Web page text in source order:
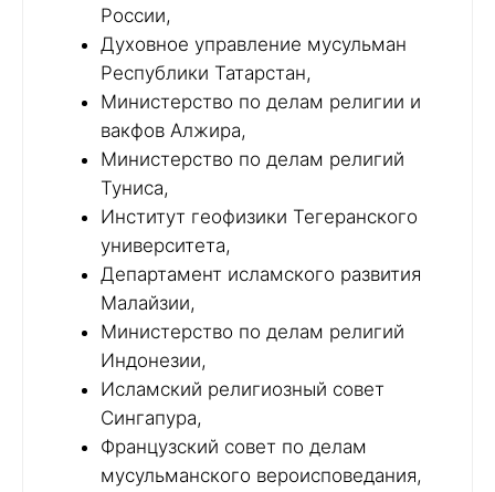
России,
Духовное управление мусульман
Республики Татарстан,
Министерство по делам религии и
вакфов Алжира,
Министерство по делам религий
Туниса,
Институт геофизики Тегеранского
университета,
Департамент исламского развития
Малайзии,
Министерство по делам религий
Индонезии,
Исламский религиозный совет
Сингапура,
Французский совет по делам
мусульманского вероисповедания,